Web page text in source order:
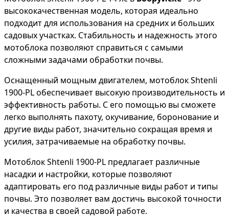
высококачественная модель, которая идеально
подходит для использования на средних и больших
садовых участках. Стабильность и надежность этого
мотоблока позволяют справиться с самыми
сложными задачами обработки почвы.
Оснащенный мощным двигателем, мотоблок Shtenli
1900-PL обеспечивает высокую производительность и
эффективность работы. С его помощью вы сможете
легко выполнять пахоту, окучивание, боронование и
другие виды работ, значительно сокращая время и
усилия, затрачиваемые на обработку почвы.
Мотоблок Shtenli 1900-PL предлагает различные
насадки и настройки, которые позволяют
адаптировать его под различные виды работ и типы
почвы. Это позволяет вам достичь высокой точности
и качества в своей садовой работе.